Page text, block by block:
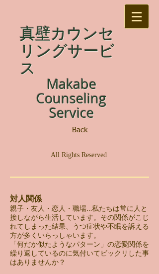
真壁カウンセ
リングサービ
ス
Makabe
Counseling
Service
Back
All Rights Reserved
対人関係
親子・友人・恋人・職場…私たちは常に人と
接しながら生活しています。その関係がこじ
れてしまった結果、うつ症状や不眠を訴える
方が多くいらっしゃいます。
「何だか似たようなパターン」の恋愛関係を
繰り返しているのに気付いてビックリした事
はありませんか？